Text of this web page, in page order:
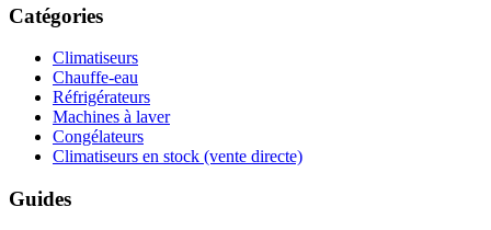
Catégories
Climatiseurs
Chauffe-eau
Réfrigérateurs
Machines à laver
Congélateurs
Climatiseurs en stock (vente directe)
Guides